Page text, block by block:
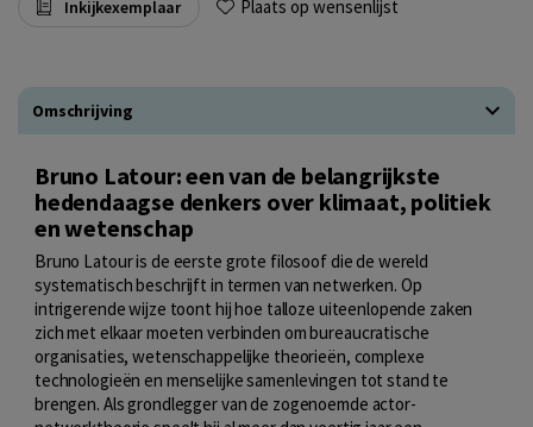
Inkijkexemplaar Plaats op wensenlijst
Omschrijving
Bruno Latour: een van de belangrijkste
hedendaagse denkers over klimaat, politiek
en wetenschap
Bruno Latour is de eerste grote filosoof die de wereld
systematisch beschrijft in termen van netwerken. Op
intrigerende wijze toont hij hoe talloze uiteenlopende zaken
zich met elkaar moeten verbinden om bureaucratische
organisaties, wetenschappelijke theorieën, complexe
technologieën en menselijke samenlevingen tot stand te
brengen. Als grondlegger van de zogenoemde actor-